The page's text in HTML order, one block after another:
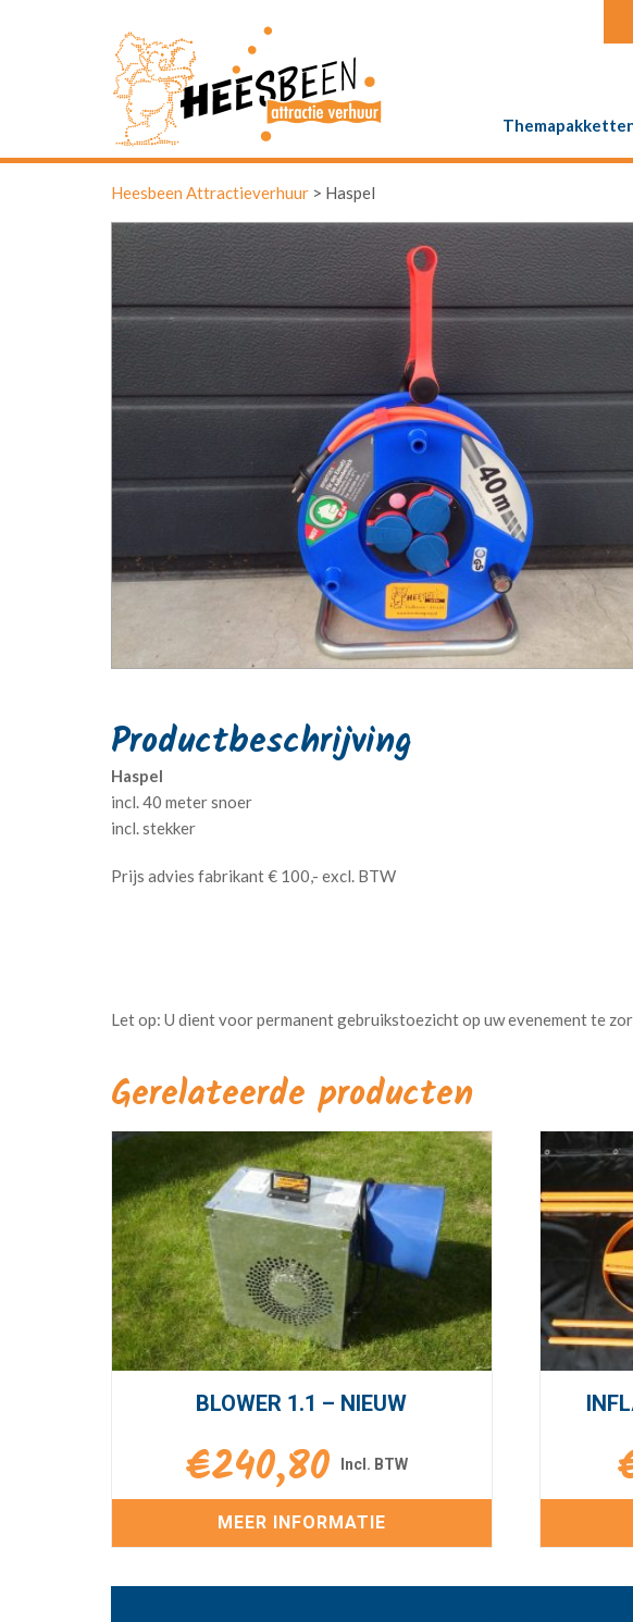
Heesbeen Attractieverhuur > Haspel
Haspel
incl. 40 meter snoer
incl. stekker
Prijs advies fabrikant € 100,- excl. BTW
Gerelateerde producten
BLOWER 1.1 – NIEUW
€240,80
MEER INFORMATIE